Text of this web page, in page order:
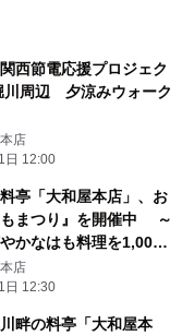
西節電応援プロジェク
川周辺 夕涼みウォーク
店
日 12:00
亭「大和屋本店」、お
もまつり』を開催中 ～
かなはも料理を1,000
8月31日まで)～
店
日 12:30
畔の料亭「大和屋本